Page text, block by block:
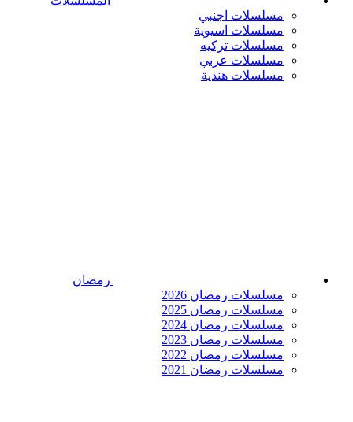
مسلسلات اجنبي
مسلسلات اسيوية
مسلسلات تركيه
مسلسلات عربي
مسلسلات هندية
رمضان
مسلسلات رمضان 2026
مسلسلات رمضان 2025
مسلسلات رمضان 2024
مسلسلات رمضان 2023
مسلسلات رمضان 2022
مسلسلات رمضان 2021